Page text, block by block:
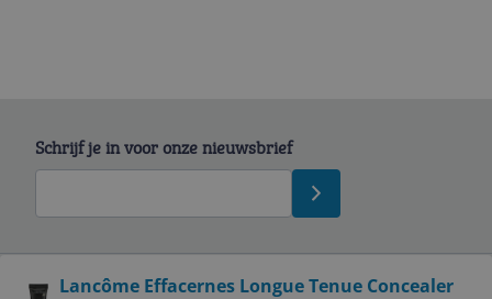
Lancôme Effacernes Longue Tenue Concealer
Schrijf je in voor onze nieuwsbrief